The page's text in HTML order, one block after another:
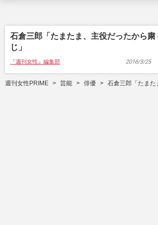
石倉三郎「たまたま、主役だったから
じ」
『週刊女性』編集部 2016/3/25
週刊女性PRIME 芸能 俳優 石倉三郎「たま